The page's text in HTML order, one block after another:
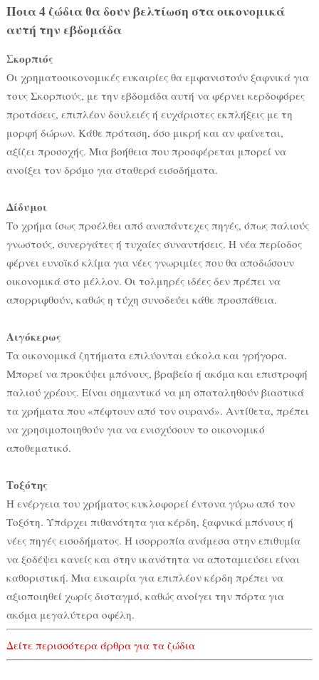
Ποια 4 ζώδια θα δουν βελτίωση στα οικονομικά
αυτή την εβδομάδα
Σκορπιός
Οι χρηματοοικονομικές ευκαιρίες θα εμφανιστούν ξαφνικά για
τους Σκορπιούς, με την εβδομάδα αυτή να φέρνει κερδοφόρες
προτάσεις, επιπλέον δουλειές ή ευχάριστες εκπλήξεις με τη
μορφή δώρων. Κάθε πρόταση, όσο μικρή και αν φαίνεται,
αξίζει προσοχής. Μια βοήθεια που προσφέρεται μπορεί να
ανοίξει τον δρόμο για σταθερά εισοδήματα.
Δίδυμοι
Το χρήμα ίσως προέλθει από αναπάντεχες πηγές, όπως παλιούς
γνωστούς, συνεργάτες ή τυχαίες συναντήσεις. Η νέα περίοδος
φέρνει ευνοϊκό κλίμα για νέες γνωριμίες που θα αποδώσουν
οικονομικά στο μέλλον. Οι τολμηρές ιδέες δεν πρέπει να
απορριφθούν, καθώς η τύχη συνοδεύει κάθε προσπάθεια.
Αιγόκερως
Τα οικονομικά ζητήματα επιλύονται εύκολα και γρήγορα.
Μπορεί να προκύψει μπόνους, βραβείο ή ακόμα και επιστροφή
παλιού χρέους. Είναι σημαντικό να μη σπαταληθούν βιαστικά
τα χρήματα που «πέφτουν από τον ουρανό». Αντίθετα, πρέπει
να χρησιμοποιηθούν για να ενισχύσουν το οικονομικό
αποθεματικό.
Τοξότης
Η ενέργεια του χρήματος κυκλοφορεί έντονα γύρω από τον
Τοξότη. Υπάρχει πιθανότητα για κέρδη, ξαφνικά μπόνους ή
νέες πηγές εισοδήματος. Η ισορροπία ανάμεσα στην επιθυμία
να ξοδέψει κανείς και στην ικανότητα να αποταμιεύσει είναι
καθοριστική. Μια ευκαιρία για επιπλέον κέρδη πρέπει να
αξιοποιηθεί χωρίς δισταγμό, καθώς ανοίγει την πόρτα για
ακόμα μεγαλύτερα οφέλη.
Δείτε περισσότερα άρθρα για τα ζώδια